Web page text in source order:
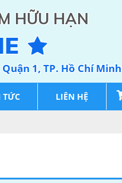
HỮU HẠN
1, TP. Hồ Chí Minh
TỨC LIÊN HỆ